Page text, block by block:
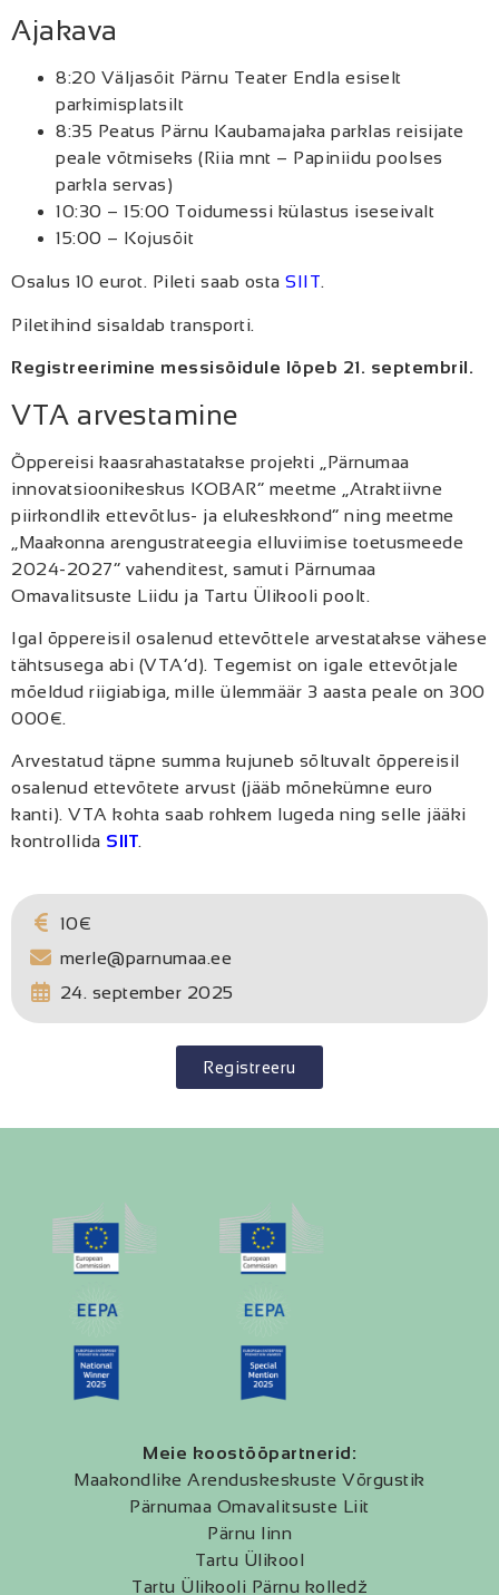
Ajakava
8:20 Väljasõit Pärnu Teater Endla esiselt
parkimisplatsilt
8:35 Peatus Pärnu Kaubamajaka parklas reisijate
peale võtmiseks (Riia mnt – Papiniidu poolses
parkla servas)
10:30 – 15:00 Toidumessi külastus iseseivalt
15:00 – Kojusõit
Osalus 10 eurot. Pileti saab osta SIIT.
Piletihind sisaldab transporti.
Registreerimine messisõidule lõpeb 21. septembril.
VTA arvestamine
Õppereisi kaasrahastatakse projekti „Pärnumaa
innovatsioonikeskus KOBAR” meetme „Atraktiivne
piirkondlik ettevõtlus- ja elukeskkond” ning meetme
„Maakonna arengustrateegia elluviimise toetusmeede
2024-2027” vahenditest, samuti Pärnumaa
Omavalitsuste Liidu ja Tartu Ülikooli poolt.
Igal õppereisil osalenud ettevõttele arvestatakse vähese
tähtsusega abi (VTA’d). Tegemist on igale ettevõtjale
mõeldud riigiabiga, mille ülemmäär 3 aasta peale on 300
000€.
Arvestatud täpne summa kujuneb sõltuvalt õppereisil
osalenud ettevõtete arvust (jääb mõnekümne euro
kanti). VTA kohta saab rohkem lugeda ning selle jääki
kontrollida SIIT.
10€
merle@parnumaa.ee
24. september 2025
Registreeru
Meie koostööpartnerid:
Maakondlike Arenduskeskuste Võrgustik
Pärnumaa Omavalitsuste Liit
Pärnu linn
Tartu Ülikool
Tartu Ülikooli Pärnu kolledž